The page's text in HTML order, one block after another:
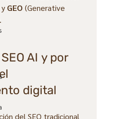
GEO (Generative
AI y por
digital
del SEO tradicional